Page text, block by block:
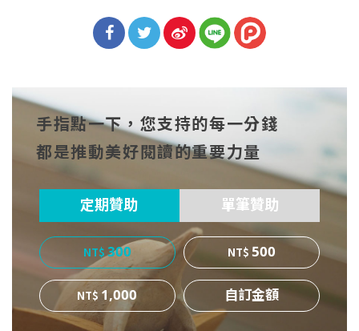
cebo
ok
witt
er
博
手指點一下，您支持的每一分錢
都是推動美好閱讀的重要力量
定期贊助 單筆贊助
300
500
1,000